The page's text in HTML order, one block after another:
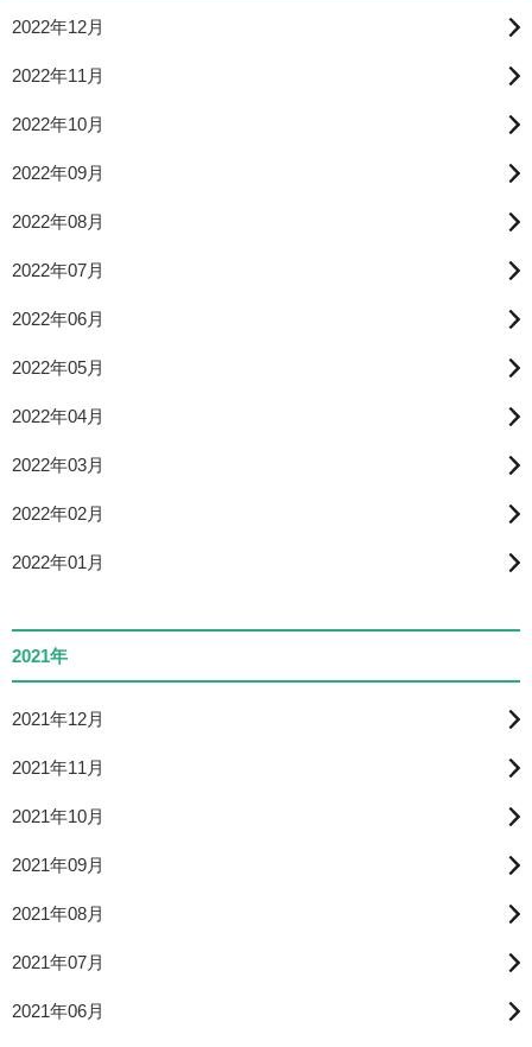
2022年12月
2022年11月
2022年10月
2022年09月
2022年08月
2022年07月
2022年06月
2022年05月
2022年04月
2022年03月
2022年02月
2022年01月
2021年
2021年12月
2021年11月
2021年10月
2021年09月
2021年08月
2021年07月
2021年06月